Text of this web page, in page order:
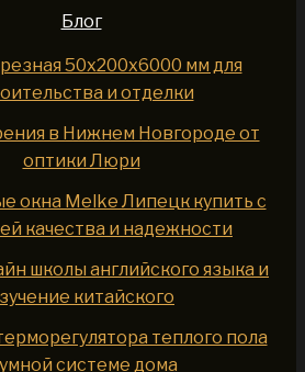
Блог
50x200x6000 мм для
и отделки
в Нижнем Новгороде от
оптики Люри
окна Melke Липецк купить с
качества и надежности
школы английского языка и
китайского
теплого пола
системе дома